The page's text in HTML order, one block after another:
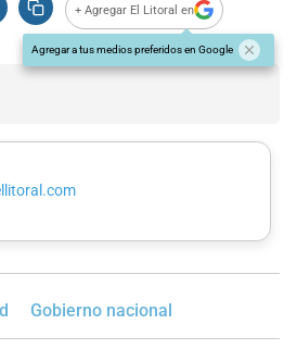
+ Agregar El Litoral en
Agregar a tus medios preferidos en Google
Gobierno nacional